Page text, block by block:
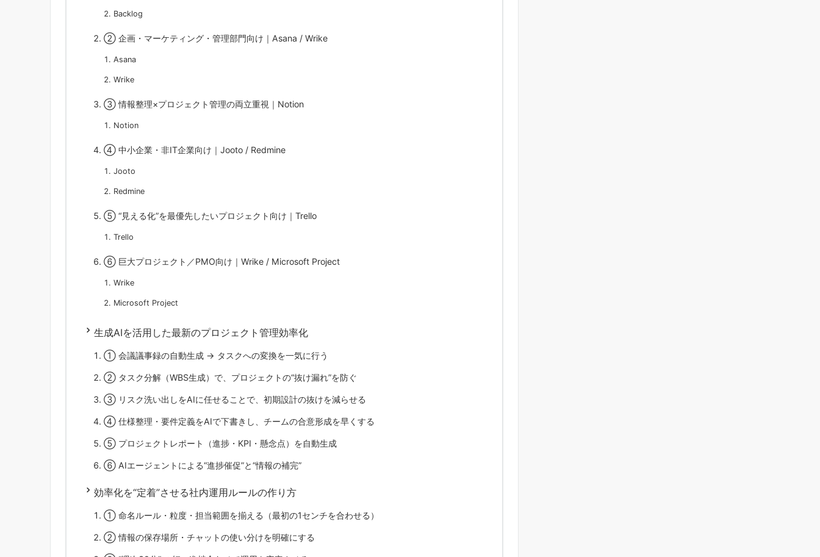
Backlog
② 企画・マーケティング・管理部門向け｜Asana / Wrike
Asana
Wrike
③ 情報整理×プロジェクト管理の両立重視｜Notion
Notion
④ 中小企業・非IT企業向け｜Jooto / Redmine
Jooto
Redmine
⑤ “見える化”を最優先したいプロジェクト向け｜Trello
Trello
⑥ 巨大プロジェクト／PMO向け｜Wrike / Microsoft Project
Wrike
Microsoft Project
生成AIを活用した最新のプロジェクト管理効率化
① 会議議事録の自動生成 → タスクへの変換を一気に行う
② タスク分解（WBS生成）で、プロジェクトの“抜け漏れ”を防ぐ
③ リスク洗い出しをAIに任せることで、初期設計の抜けを減らせる
④ 仕様整理・要件定義をAIで下書きし、チームの合意形成を早くする
⑤ プロジェクトレポート（進捗・KPI・懸念点）を自動生成
⑥ AIエージェントによる“進捗催促”と“情報の補完”
効率化を“定着”させる社内運用ルールの作り方
① 命名ルール・粒度・担当範囲を揃える（最初の1センチを合わせる）
② 情報の保存場所・チャットの使い分けを明確にする